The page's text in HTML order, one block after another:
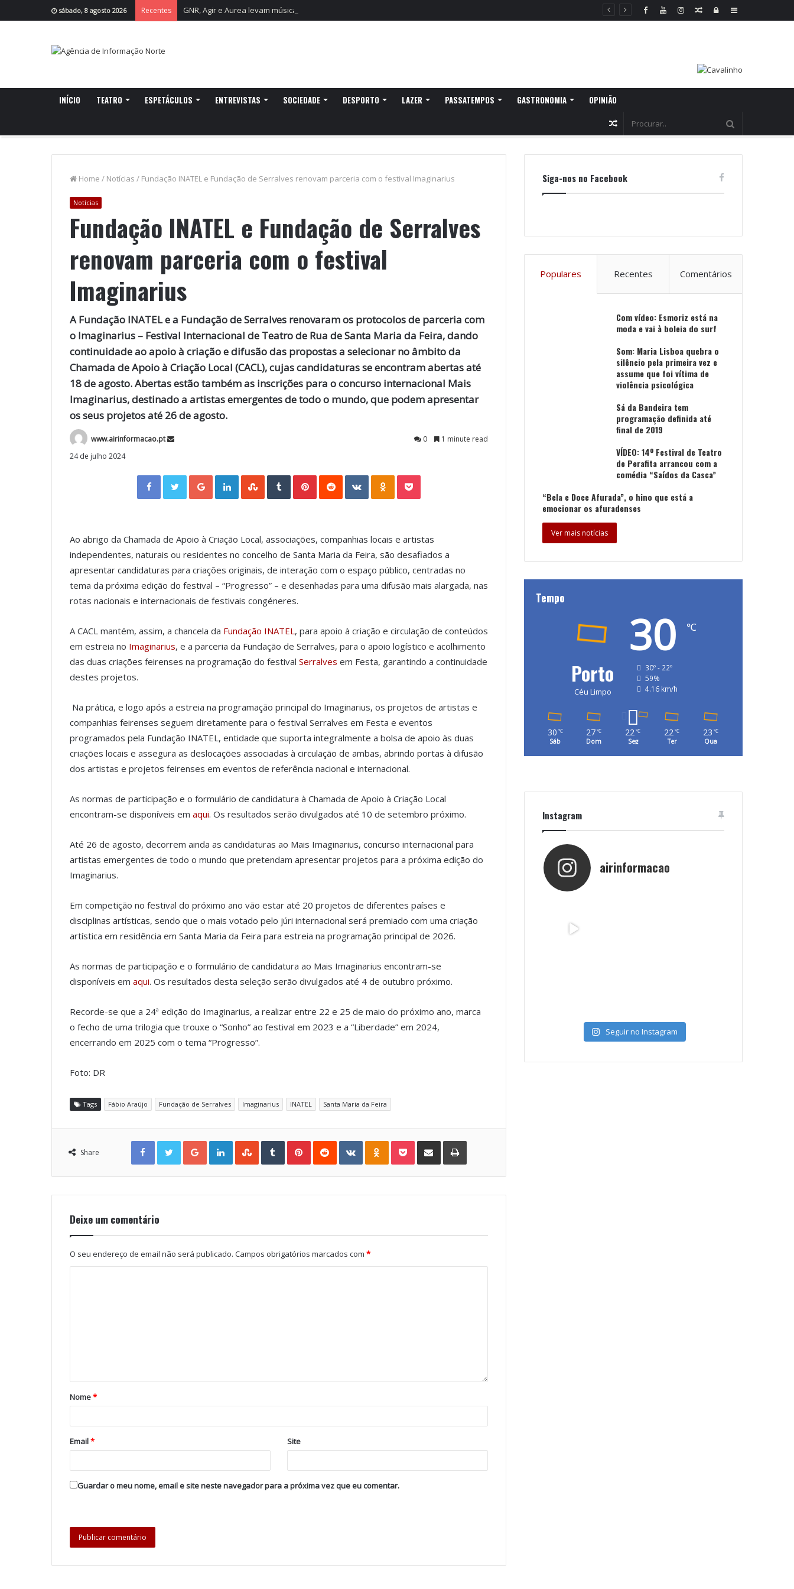
sábado, 8 agosto 2026 Recentes GNR, Agir e Aurea levam música ao Festival Dunas de São Jacinto Sidebar
Log
Random
INÍCIO TEATRO ESPETÁCULOS ENTREVISTAS SOCIEDADE DESPORTO LAZER PASSATEMPOS GASTRONOMIA OPINIÃO
Random
Home / Notícias / Fundação INATEL e Fundação de Serralves renovam parceria com o festival Imaginarius
Notícias
Fundação INATEL e Fundação de Serralves
renovam parceria com o festival
Imaginarius
A Fundação INATEL e a Fundação de Serralves renovaram os protocolos de parceria com
o Imaginarius – Festival Internacional de Teatro de Rua de Santa Maria da Feira, dando
continuidade ao apoio à criação e difusão das propostas a selecionar no âmbito da
Chamada de Apoio à Criação Local (CACL), cujas candidaturas se encontram abertas até
18 de agosto. Abertas estão também as inscrições para o concurso internacional Mais
Imaginarius, destinado a artistas emergentes de todo o mundo, que podem apresentar
os seus projetos até 26 de agosto.
www.airinformacao.pt 0
1 minute read
24 de julho 2024
Facebook Twitter Google+ LinkedIn StumbleUpon Tumblr VKontakte
Ao abrigo da Chamada de Apoio à Criação Local, associações, companhias locais e artistas
independentes, naturais ou residentes no concelho de Santa Maria da Feira, são desafiados a
apresentar candidaturas para criações originais, de interação com o espaço público, centradas no
tema da próxima edição do festival – “Progresso” – e desenhadas para uma difusão mais alargada, nas
rotas nacionais e internacionais de festivais congéneres.
A CACL mantém, assim, a chancela da Fundação INATEL, para apoio à criação e circulação de conteúdos
em estreia no Imaginarius, e a parceria da Fundação de Serralves, para o apoio logístico e acolhimento
das duas criações feirenses na programação do festival Serralves em Festa, garantindo a continuidade
destes projetos.
Na prática, e logo após a estreia na programação principal do Imaginarius, os projetos de artistas e
companhias feirenses seguem diretamente para o festival Serralves em Festa e eventos
programados pela Fundação INATEL, entidade que suporta integralmente a bolsa de apoio às duas
criações locais e assegura as deslocações associadas à circulação de ambas, abrindo portas à difusão
dos artistas e projetos feirenses em eventos de referência nacional e internacional.
As normas de participação e o formulário de candidatura à Chamada de Apoio à Criação Local
encontram-se disponíveis em aqui. Os resultados serão divulgados até 10 de setembro próximo.
Até 26 de agosto, decorrem ainda as candidaturas ao Mais Imaginarius, concurso internacional para
artistas emergentes de todo o mundo que pretendam apresentar projetos para a próxima edição do
Imaginarius.
Em competição no festival do próximo ano vão estar até 20 projetos de diferentes países e
disciplinas artísticas, sendo que o mais votado pelo júri internacional será premiado com uma criação
artística em residência em Santa Maria da Feira para estreia na programação principal de 2026.
As normas de participação e o formulário de candidatura ao Mais Imaginarius encontram-se
disponíveis em aqui. Os resultados desta seleção serão divulgados até 4 de outubro próximo.
Recorde-se que a 24ª edição do Imaginarius, a realizar entre 22 e 25 de maio do próximo ano, marca
o fecho de uma trilogia que trouxe o “Sonho” ao festival em 2023 e a “Liberdade” em 2024,
encerrando em 2025 com o tema “Progresso”.
Foto: DR
Tags Fábio Araújo Fundação de Serralves Imaginarius INATEL Santa Maria da Feira
Share
Facebook Twitter Google+ LinkedIn StumbleUpon Tumblr Pinterest Reddit VKontakte Odnoklassniki Pocket Share via Email Print
Deixe um comentário
O seu endereço de email não será publicado. Campos obrigatórios marcados com *
Nome*
Email* Site
Guardar o meu nome, email e site neste navegador para a próxima vez que eu comentar.
Siga-nos no Facebook
Populares Recentes Comentários
Com vídeo: Esmoriz está na
moda e vai à boleia do surf
Som: Maria Lisboa quebra o
silêncio pela primeira vez e
assume que foi vítima de
violência psicológica
Sá da Bandeira tem
programação definida até
final de 2019
VÍDEO: 14º Festival de Teatro
de Perafita arrancou com a
comédia “Saídos da Casca”
“Bela e Doce Afurada”, o hino que está a
emocionar os afuradenses
Ver mais notícias
Tempo
Porto
Céu Limpo
30 ℃
30º - 22º
59%
4.16 km/h
30 ℃
Sáb
27℃
Dom
22℃
Seg
22℃
Ter
23 ℃
Qua
Instagram
airinformacao
Seguir no Instagram